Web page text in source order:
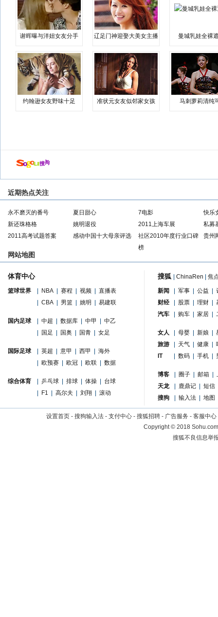
谢晖曝与洋妞女友分手 辽足门神迎娶大美女主播 曼城乳娃全裸
约翰逊女友野味十足 准状元女友似邻家女孩 马刺萝莉清纯
近期热点关注
永不磨灭的番号 夏日甜心 7电影
快乐
新还珠格格
姚明退役 2011上海车展
私募
2011高考试题答案
感动中国十大母亲评选
社区2010年度行业口碑
榜
贵州
网站地图
体育中心
篮球世界 NBA 赛程 视频
直播表
CBA 男篮 姚明 易建联
国内足球 中超 数据库 中甲
中乙
国足 国奥 国青 女足
国际足球 英超 意甲 西甲
海外
欧预赛 欧冠 欧联 数据
综合体育 乒乓球 排球 体操
台球
F1 高尔夫 刘翔 滚动
搜狐 ChinaRen 焦
新闻 军事 公益
财经
股票 理财
汽车
购车 家居
女人 母婴 新娘
旅游
天气 健康
IT
数码 手机
博客 圈子 邮箱
天龙
鹿鼎记
短信
搜狗
输入法 地图
设置首页 - 搜狗输入法 - 支付中心 - 搜狐招聘 - 广告服务 - 客服中心
Copyright©2018
搜狐不良信息举